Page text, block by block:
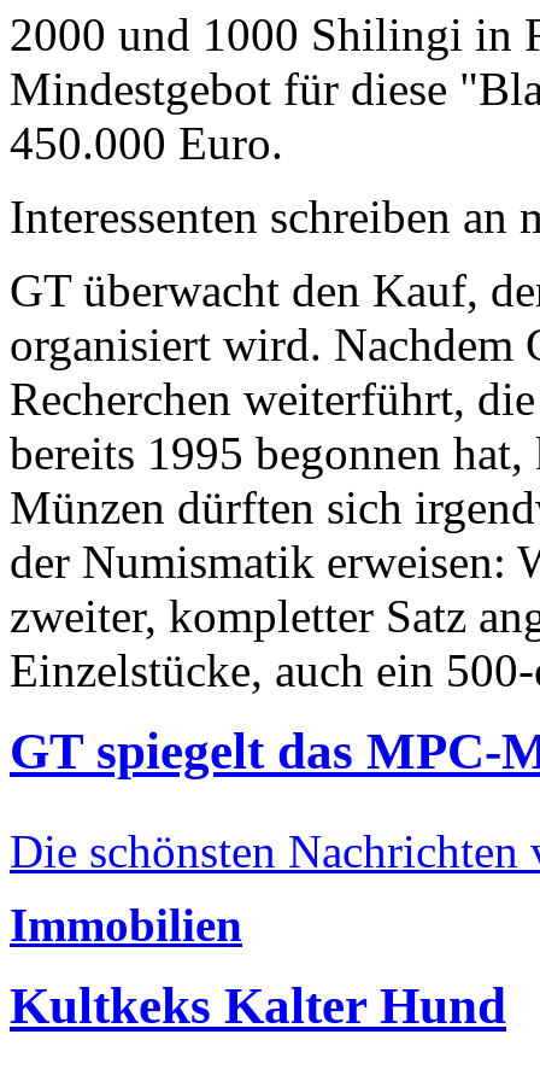
2000 und 1000 Shilingi in
Mindestgebot für diese
450.000 Euro.
Interessenten schreiben
GT überwacht den Kauf,
organisiert wird. Nachdem
Recherchen weiterführt,
bereits 1995 begonnen
Münzen dürften sich
der Numismatik erweisen:
zweiter, kompletter Satz
Einzelstücke, auch ein
GT spiegelt das MPC-
Die schönsten Nachrichten
Immobilien
Kultkeks Kalter Hund